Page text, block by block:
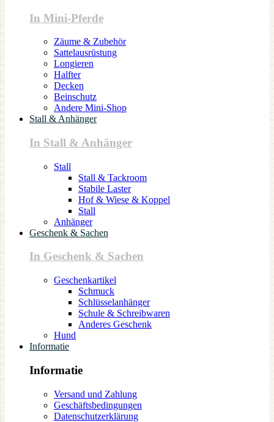
In Mini-Pferde
Zäume & Zubehör
Sattelausrüstung
Longieren
Halfter
Decken
Beinschutz
Andere Mini-Shop
Stall & Anhänger
In Stall & Anhänger
Stall
Stall & Tackroom
Stabile Laster
Hof & Wiese & Koppel
Stall
Anhänger
Geschenk & Sachen
In Geschenk & Sachen
Geschenkartikel
Schmuck
Schlüsselanhänger
Schule & Schreibwaren
Anderes Geschenk
Hund
Informatie
Informatie
Versand und Zahlung
Geschäftsbedingungen
Datenschutzerklärung